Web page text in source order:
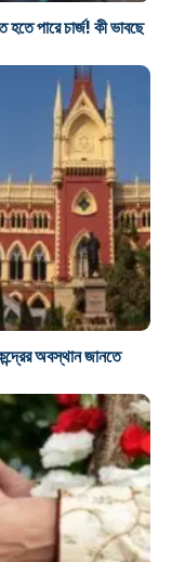
পারে চার্জ! কী ভাবছে
অবস্থান জানতে